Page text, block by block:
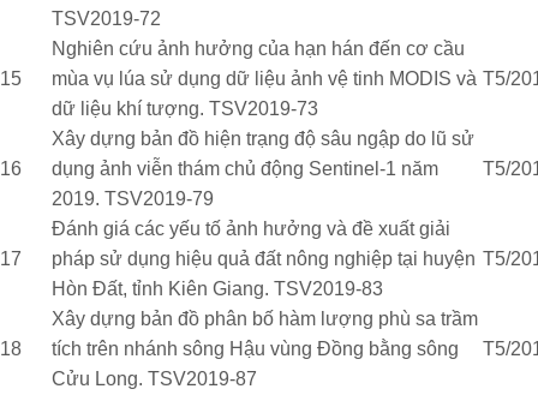
TSV2019-72
15
Nghiên cứu ảnh hưởng của hạn hán đến cơ cầu
mùa vụ lúa sử dụng dữ liệu ảnh vệ tinh MODIS và
dữ liệu khí tượng. TSV2019-73
T5/
16
Xây dựng bản đồ hiện trạng độ sâu ngập do lũ sử
dụng ảnh viễn thám chủ động Sentinel-1 năm
2019. TSV2019-79
T5/
17
Đánh giá các yếu tố ảnh hưởng và đề xuất giải
pháp sử dụng hiệu quả đất nông nghiệp tại huyện
Hòn Đất, tỉnh Kiên Giang. TSV2019-83
T5/
18
Xây dựng bản đồ phân bố hàm lượng phù sa trầm
tích trên nhánh sông Hậu vùng Đồng bằng sông
Cửu Long. TSV2019-87
T5/